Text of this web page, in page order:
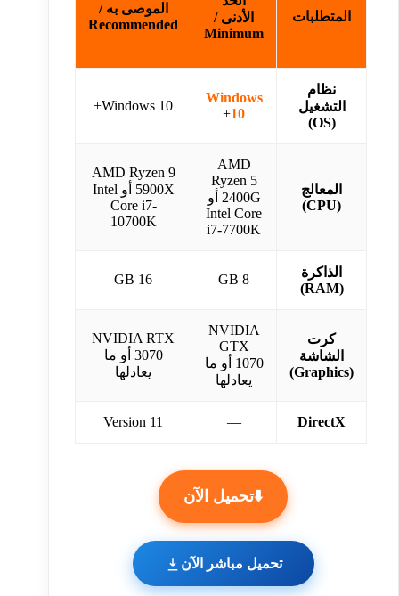
المتطلبات
الأدنى /
Minimum
الموصى به /
Recommended
نظام
التشغيل
(OS)
Windows
10
+
Windows 10+
المعالج
(CPU)
AMD
Ryzen 5
2400G أو
Intel Core
i7-7700K
AMD Ryzen 9
5900X أو Intel
Core i7-
10700K
الذاكرة
(RAM)
8 GB
16 GB
كرت
الشاشة
(Graphics)
NVIDIA
GTX
1070 أو ما
يعادلها
NVIDIA RTX
3070 أو ما
يعادلها
DirectX
—
Version 11
⬇️تحميل الآن
تحميل مباشر الآن